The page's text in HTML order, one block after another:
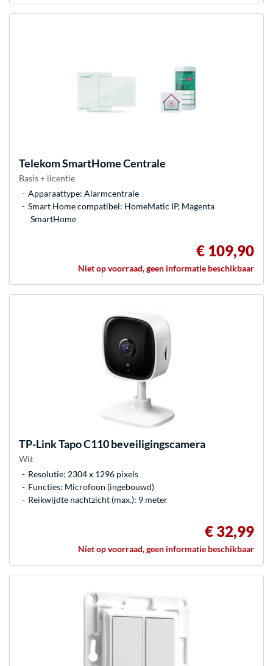
TelekomSmartHome Centrale
Basis + licentie
Apparaattype: Alarmcentrale
Smart Home compatibel: HomeMatic IP, Magenta
SmartHome
€ 109,90
Niet op voorraad, geen informatie beschikbaar
TP-LinkTapo C110 beveiligingscamera
Wit
Resolutie: 2304 x 1296 pixels
Functies: Microfoon (ingebouwd)
Reikwijdte nachtzicht (max.): 9 meter
€ 32,99
Niet op voorraad, geen informatie beschikbaar